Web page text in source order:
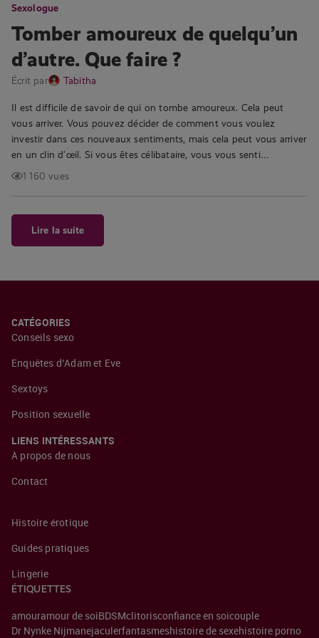
Sexologue
Tomber amoureux de quelqu’un
d’autre. Que faire ?
Écrit par Tabitha
Il est difficile de savoir de qui on tombe amoureux. Cela peut
vous arriver. Vous pouvez décider de comment vous voulez
investir dans ces nouveaux sentiments, mais cela peut vous arriver
en un clin d’œil. Si vous êtes célibataire, vous vous senti…
1 160 vues
Lire la suite
CATÉGORIES
Conseils sexo
Enquêtes d’Adam et Eve
Sextoys
Position sexuelle
LIENS INTÉRESSANTS
À propos de nous
Contact
Histoire érotique
Guides pratiques
Lingerie
ÉTIQUETTES
amouramour de soiBDSMclitorisconfiance en soicouple
Dr Nynke Nijmanejaculerfantasmeshistoire de sexehistoire porno